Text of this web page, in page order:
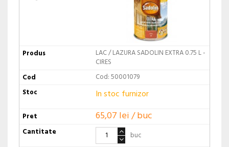
LAC / LAZURA SADOLIN EXTRA 0.75 L -
CIRES
Cod: 50001079
In stoc furnizor
65,07 lei / buc
buc